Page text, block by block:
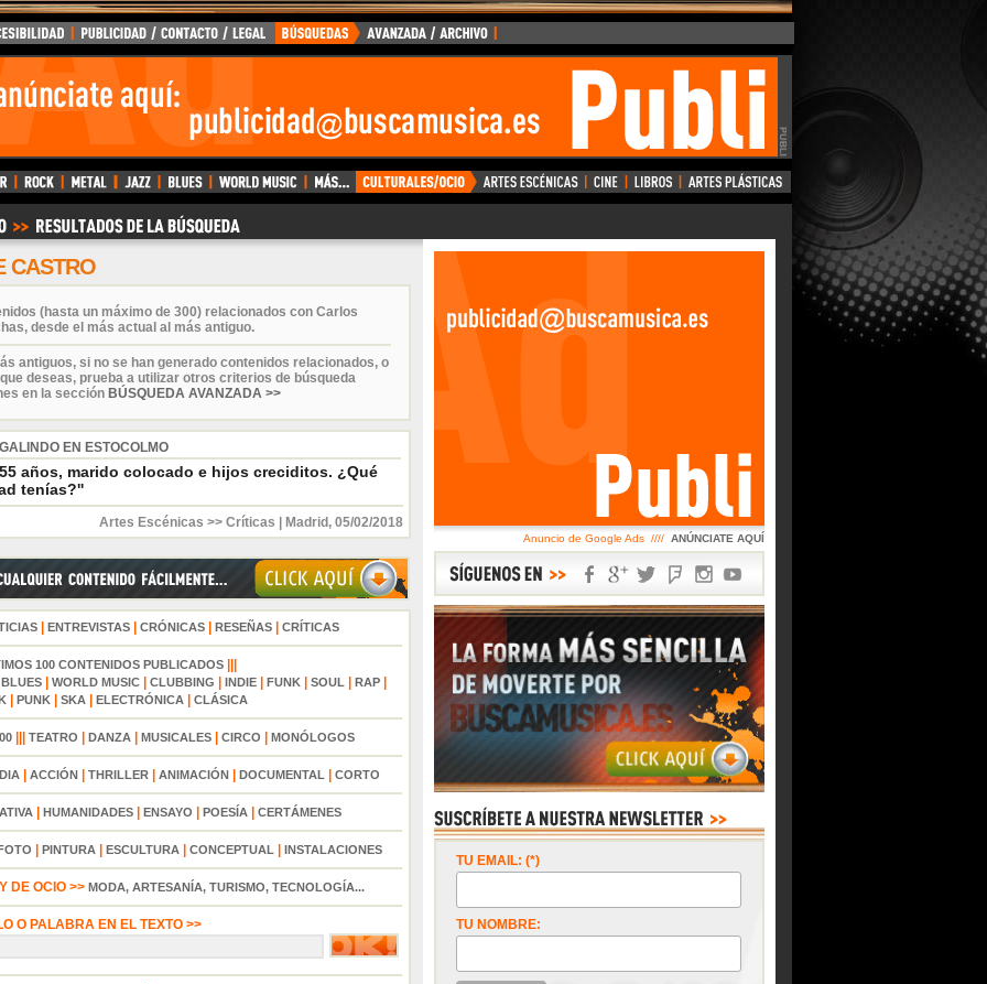
CASTRO
(hasta un máximo de 300) relacionados con Carlos
desde el más actual al más antiguo.
antiguos, si no se han generado contenidos relacionados, o
deseas, prueba a utilizar otros criterios de búsqueda
en la sección BÚSQUEDA AVANZADA >>
EN ESTOCOLMO
años, marido colocado e hijos creciditos. ¿Qué
tenías?''
Artes Escénicas >> Críticas Madrid , 05/02/2018
| ENTREVISTAS| CRÓNICAS| RESEÑAS| CRÍTICAS
100 CONTENIDOS PUBLICADOS
BLUES| WORLD MUSIC| CLUBBING INDIE| FUNK| SOUL| RAP|
| PUNK| SKA| ELECTRÓNICA| CLÁSICA
||| TEATRO DANZA| MUSICALES| CIRCO MONÓLOGOS
ACCIÓN THRILLER ANIMACIÓN DOCUMENTAL CORTO
HUMANIDADES ENSAYO POESÍA CERTÁMENES
PINTURA ESCULTURA CONCEPTUAL INSTALACIONES
DE OCIO >> MODA, ARTESANÍA, TURISMO, TECNOLOGÍA...
O PALABRA EN EL TEXTO >>
Anuncio de Google Ads //// ANÚNCIATE AQUÍ
TU EMAIL: (*)
TU NOMBRE: